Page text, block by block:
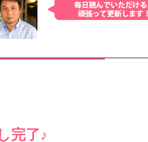
完了♪